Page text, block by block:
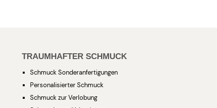
TRAUMHAFTER SCHMUCK
Schmuck Sonderanfertigungen
Personalisierter Schmuck
Schmuck zur Verlobung